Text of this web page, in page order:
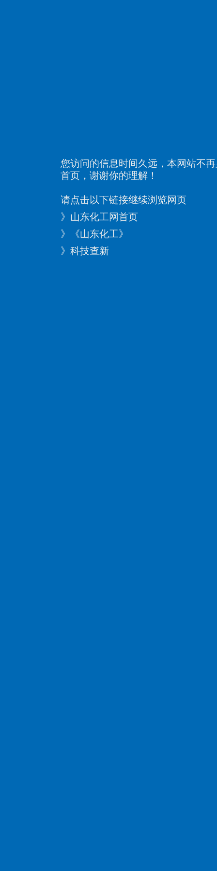
您访问的信息时间久远，本网站不
首页，谢谢你的理解！
请点击以下链接继续浏览网页
》 山东化工网首页
》
《山东化工》
》 科技查新